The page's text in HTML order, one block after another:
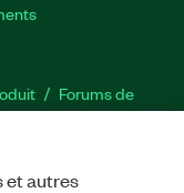
Forums de
et autres